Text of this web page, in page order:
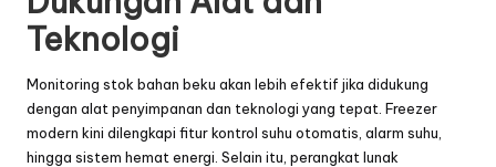
Teknologi
Monitoring stok bahan beku akan lebih efektif jika didukung
dengan alat penyimpanan dan teknologi yang tepat. Freezer
modern kini dilengkapi fitur kontrol suhu otomatis, alarm suhu,
hingga sistem hemat energi. Selain itu, perangkat lunak